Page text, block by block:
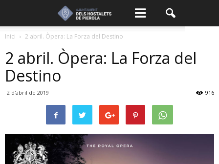
Inici 2 abril. Òpera: La Forza del Destino
2 abril. Òpera: La Forza del
Destino
2 d'abril de 2019 916